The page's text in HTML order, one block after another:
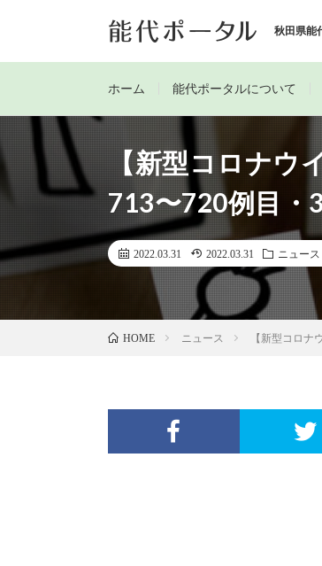
秋田県能
ホーム 能代ポータルについて
【新型コロナウ
713〜720例目・
2022.03.31 2022.03.31 ニュース
HOME ニュース 【新型コロ